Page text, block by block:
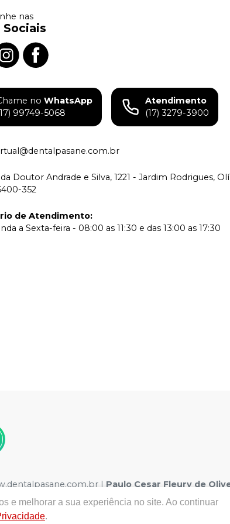
nas
Sociais
no WhatsApp
99749-5068
Atendimento
(17) 3279-3900
Doutor Andrade e Silva, 1221 - Jardim Rodrigues,
352
de Atendimento:
a Sexta-feira - 08:00 as 11:30 e das 13:00 as 17:30
| Paulo Cesar Fleury de
Autorizações de Funcionamento ANVISA -
- Fotos meramente ilustrativas - Os preços e
de Compra. Não vendemos por atacado, por
e melhorar a sua experiência no site. Ao continuar
.